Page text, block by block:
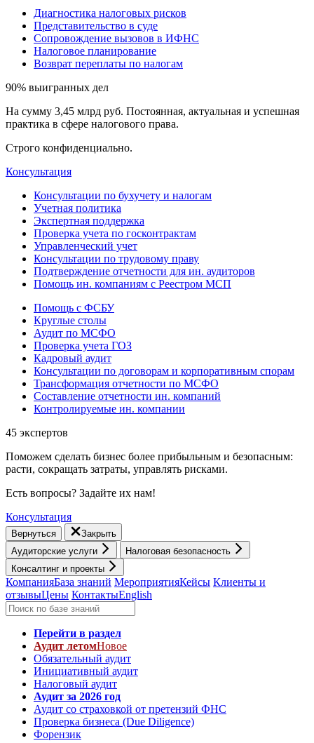
Диагностика налоговых рисков
Представительство в суде
Сопровождение вызовов в ИФНС
Налоговое планирование
Возврат переплаты по налогам
90% выигранных дел
На сумму 3,45 млрд руб. Постоянная, актуальная и успешная
практика в сфере налогового права.
Строго конфиденциально.
Консультация
Консультации по бухучету и налогам
Учетная политика
Экспертная поддержка
Проверка учета по госконтрактам
Управленческий учет
Консультации по трудовому праву
Подтверждение отчетности для ин. аудиторов
Помощь ин. компаниям с Реестром МСП
Помощь с ФСБУ
Круглые столы
Аудит по МСФО
Проверка учета ГОЗ
Кадровый аудит
Консультации по договорам и корпоративным спорам
Трансформация отчетности по МСФО
Составление отчетности ин. компаний
Контролируемые ин. компании
45 экспертов
Поможем сделать бизнес более прибыльным и безопасным:
расти, cокращать затраты, управлять рисками.
Есть вопросы? Задайте их нам!
Консультация
Вернуться
Закрыть
Аудиторские услуги
Налоговая безопасность
Консалтинг и проекты
КомпанияБаза знаний МероприятияКейсы Клиенты и
отзывыЦены КонтактыEnglish
Перейти в раздел
Аудит летомНовое
Обязательный аудит
Инициативный аудит
Налоговый аудит
Аудит за 2026 год
Аудит со страховкой от претензий ФНС
Проверка бизнеса (Due Diligence)
Форензик